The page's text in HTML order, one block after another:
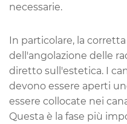
necessarie.
In particolare, la
dell'angolazione delle
diretto sull'estetica. I
devono essere aperti
essere collocate nei
Questa è la fase più